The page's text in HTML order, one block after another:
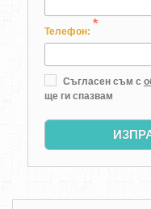
Телефон:
*
Съгласен съм с
ще ги спазвам